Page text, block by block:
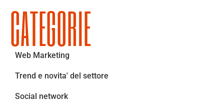
CATEGORIE
Web Marketing
Trend e novita' del settore
Social network